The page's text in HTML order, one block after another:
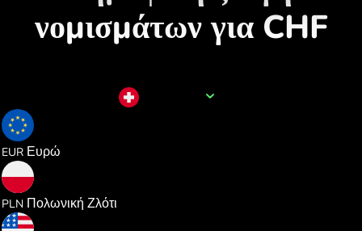
νομισμάτων για CHF
EUR Ευρώ
PLN Πολωνική Ζλότι